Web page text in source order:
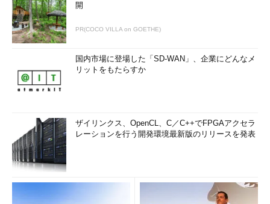
開
PR(COCO VILLA on GOETHE)
国内市場に登場した「SD-WAN」、企業にどんなメ
リットをもたらすか
ザイリンクス、OpenCL、C／C++でFPGAアクセラ
レーションを行う開発環境最新版のリリースを発表